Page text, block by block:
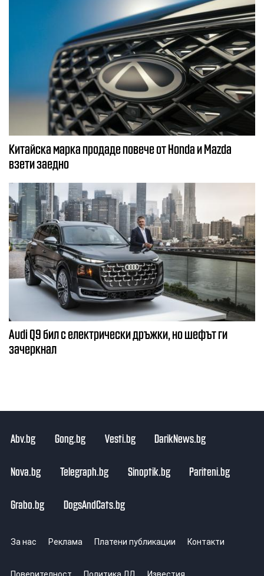
Китайска марка продаде повече от Honda и Mazda
взети заедно
Audi Q9 бил с електрически дръжки, но шефът ги
зачеркнал
Abv.bg Gong.bg Vesti.bg DarikNews.bg
Nova.bg Telegraph.bg Sinoptik.bg Pariteni.bg
Grabo.bg DogsAndCats.bg
За нас Реклама Платени публикации Контакти